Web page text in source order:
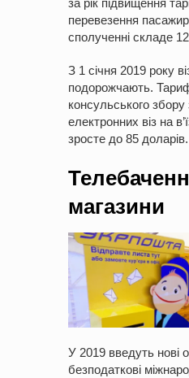
за рік підвищення
перевезення
сполученні складе
З 1 січня 2019 року
подорожчають.
консульського
електронних віз на
зросте до 85 доларів.
магазини
У 2019 введуть нові
безподаткові